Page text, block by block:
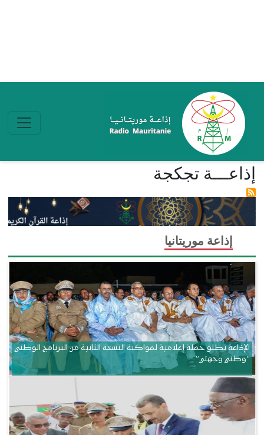
إذاعـــة تجكجة
إذاعة موريتانيا
الإذاعة تطلق حملة إعلامية لمواكبة النسخة الثانية من البرنامج الوطني
“وطني وجهتي”